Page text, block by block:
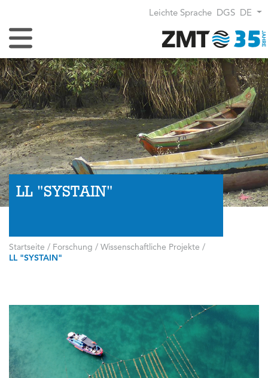
Leichte Sprache DGS DE
Navigation umschalten
LL "SYSTAIN"
Startseite / Forschung / Wissenschaftliche Projekte /
LL "SYSTAIN"